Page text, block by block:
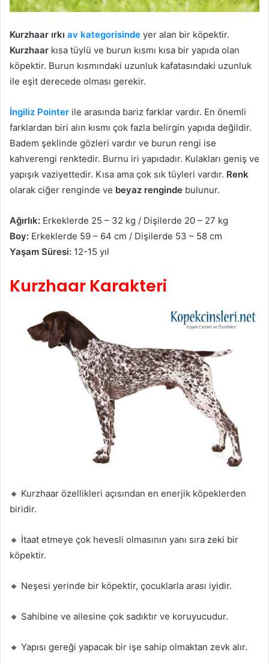
Kurzhaar ırkı av kategorisinde yer alan bir köpektir.
Kurzhaar kısa tüylü ve burun kısmı kısa bir yapıda olan
köpektir. Burun kısmındaki uzunluk kafatasındaki uzunluk
ile eşit derecede olması gerekir.
İngiliz Pointer ile arasında bariz farklar vardır. En önemli
farklardan biri alın kısmı çok fazla belirgin yapıda değildir.
Badem şeklinde gözleri vardır ve burun rengi ise
kahverengi renktedir. Burnu iri yapıdadır. Kulakları geniş ve
yapışık vaziyettedir. Kısa ama çok sık tüyleri vardır. Renk
olarak ciğer renginde ve beyaz renginde bulunur.
Ağırlık: Erkeklerde 25 – 32 kg / Dişilerde 20 – 27 kg
Boy: Erkeklerde 59 – 64 cm / Dişilerde 53 – 58 cm
Yaşam Süresi: 12-15 yıl
Kurzhaar Karakteri
🔸 Kurzhaar özellikleri açısından en enerjik köpeklerden
biridir.
🔸 İtaat etmeye çok hevesli olmasının yanı sıra zeki bir
köpektir.
🔸 Neşesi yerinde bir köpektir, çocuklarla arası iyidir.
🔸 Sahibine ve ailesine çok sadıktır ve koruyucudur.
🔸 Yapısı gereği yapacak bir işe sahip olmaktan zevk alır.